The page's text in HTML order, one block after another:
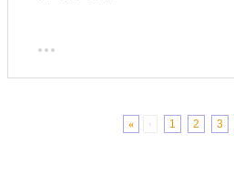
« ‹ 1 2 3